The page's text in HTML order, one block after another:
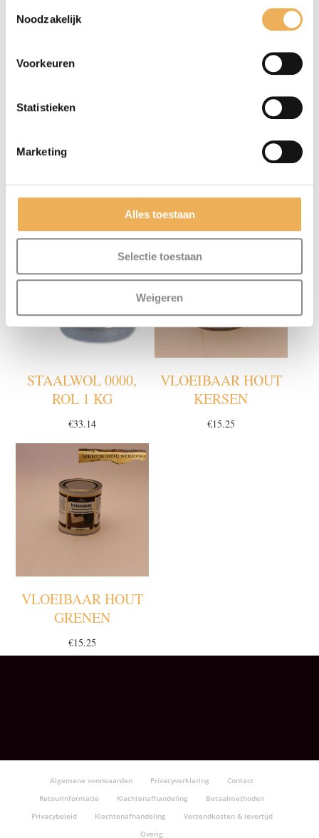
Noodzakelijk
Voorkeuren
Statistieken
Marketing
Alles toestaan
Selectie toestaan
Weigeren
Mijn naam, e-mail en site opslaan in
ik een reactie plaats.
GERELATEERDE PRODUCTEN
STAALWOL 0000,
ROL 1 KG
€33.14
VLOEIBAAR HOUT
KERSEN
€15.25
VLOEIBAAR HOUT
GRENEN
€15.25
Algemene voorwaarden Privacyverklaring
Contact
Retourinformatie
Klachtenafhandeling
Betaalmethoden
Privacybeleid
Klachtenafhandeling
Verzendkosten & levertijd
Overig